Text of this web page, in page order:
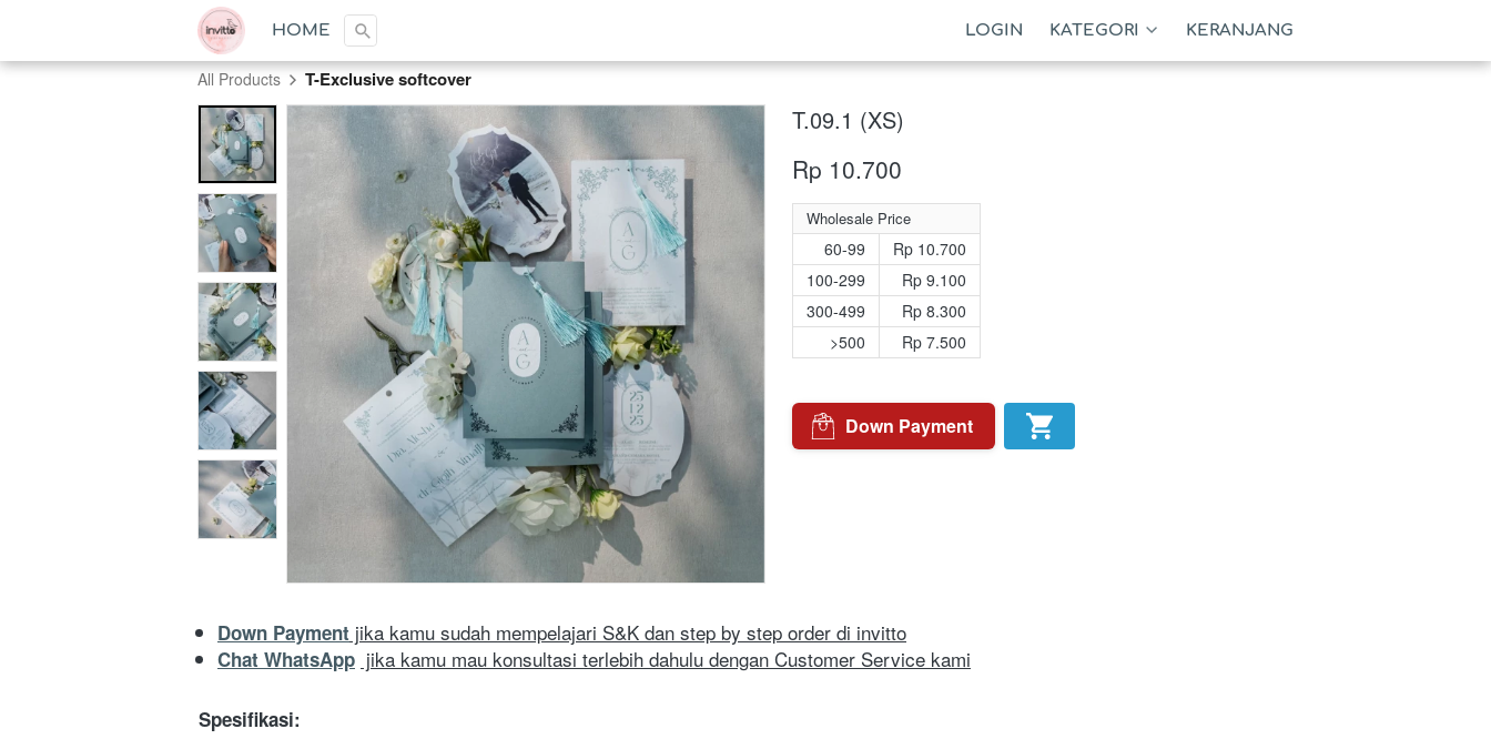
HOME LOGIN KATEGORI KERANJANG
All Products T-Exclusive softcover
T.09.1 (XS)
Rp 10.700
Wholesale Price
60-99
100-299
300-499
>500
Rp 10.700
Rp 9.100
Rp 8.300
Rp 7.500
` Down Payment `
Down Payment jika kamu sudah mempelajari S&K dan step by step order di invitto
Chat WhatsApp jika kamu mau konsultasi terlebih dahulu dengan Customer Service kami
Spesifikasi: